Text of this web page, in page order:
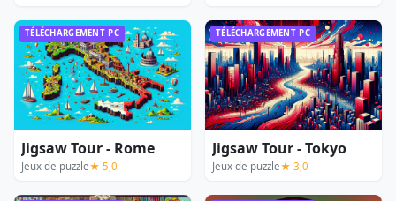
TÉLÉCHARGEMENT PC
Jigsaw Tour - Rome
Jeux de puzzle★ 5,0
TÉLÉCHARGEMENT PC
Jigsaw Tour - Tokyo
Jeux de puzzle★ 3,0